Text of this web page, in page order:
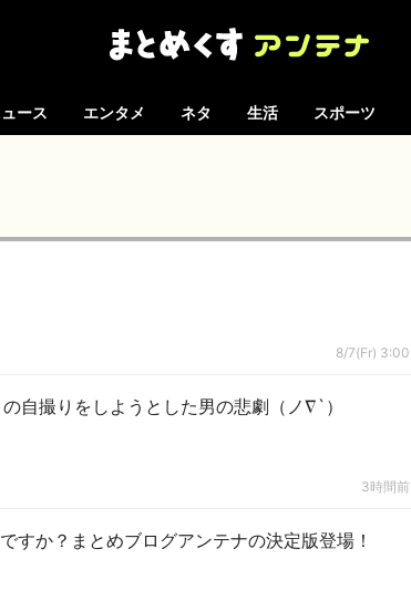
ース エンタメ ネタ 生活 スポーツ
8/7(Fr) 3:00
自撮りをしようとした男の悲劇（ノ∇`）
3時間前
すか？まとめブログアンテナの決定版登場！